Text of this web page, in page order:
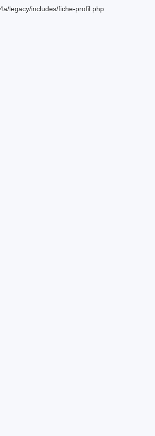
legacy/includes/fiche-profil.php